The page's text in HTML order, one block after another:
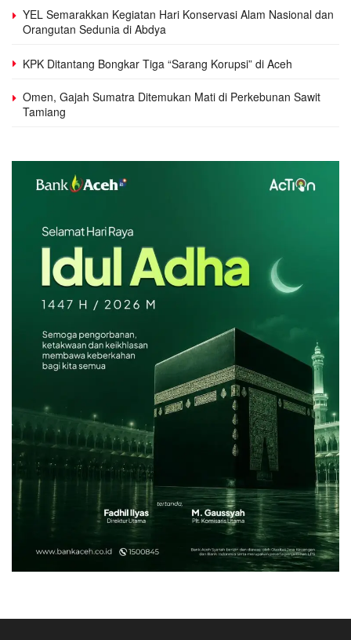
YEL Semarakkan Kegiatan Hari Konservasi Alam Nasional dan
Orangutan Sedunia di Abdya
KPK Ditantang Bongkar Tiga “Sarang Korupsi” di Aceh
Omen, Gajah Sumatra Ditemukan Mati di Perkebunan Sawit
Tamiang